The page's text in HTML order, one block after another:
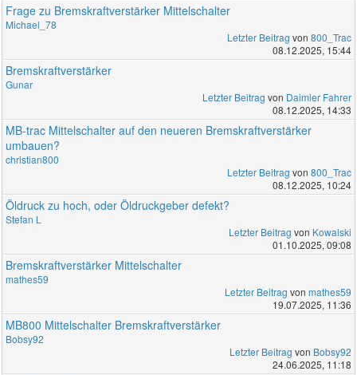
Frage zu Bremskraftverstärker Mittelschalter
Michael_78
Letzter Beitrag von 800_Trac
08.12.2025, 15:44
Bremskraftverstärker
Gunar
Letzter Beitrag von Daimler Fahrer
08.12.2025, 14:33
MB-trac Mittelschalter auf den neueren Bremskraftverstärker
umbauen?
christian800
Letzter Beitrag von 800_Trac
08.12.2025, 10:24
Öldruck zu hoch, oder Öldruckgeber defekt?
Stefan L
Letzter Beitrag von Kowalski
01.10.2025, 09:08
Bremskraftverstärker Mittelschalter
mathes59
Letzter Beitrag von mathes59
19.07.2025, 11:36
MB800 Mittelschalter Bremskraftverstärker
Bobsy92
Letzter Beitrag von Bobsy92
24.06.2025, 11:18